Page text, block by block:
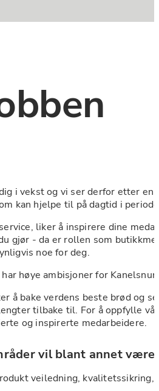
i vekst og vi ser derfor etter en
kan hjelpe til på dagtid i
liker å inspirere dine
gjør - da er rollen som
noe for deg.
høye ambisjoner for
å bake verdens beste brød og
tilbake til. For å oppfylle
og inspirerte medarbeidere.
vil blant annet være:
veiledning, kvalitetssikring,